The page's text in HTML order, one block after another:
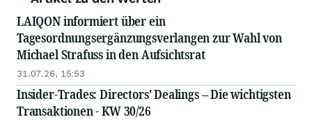
LAIQON informiert über ein
Tagesordnungsergänzungsverlangen zur Wahl von
Michael Strafuss in den Aufsichtsrat
31.07.26, 15:53
Insider-Trades: Directors' Dealings – Die wichtigsten
Transaktionen - KW 30/26